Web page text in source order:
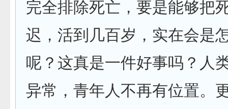
完全排除死亡，要是能够把
迟，活到几百岁，实在会是
呢？这真是一件好事吗？人
异常，青年人不再有位置。